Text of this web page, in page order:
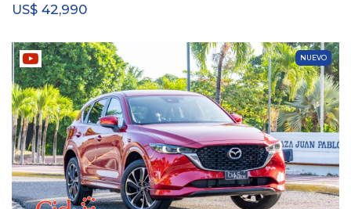
US$ 42,990
NUEVO